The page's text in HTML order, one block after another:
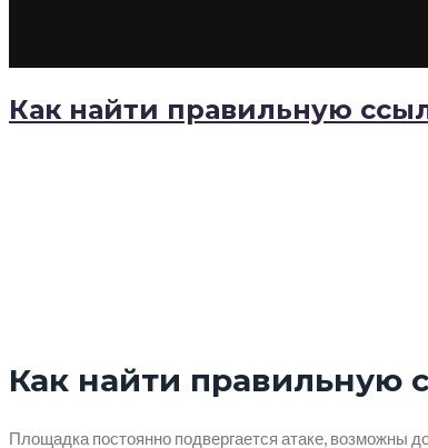
Как найти правильную
Как найти правильную
Площадка постоянно подвергается атаке, возможны